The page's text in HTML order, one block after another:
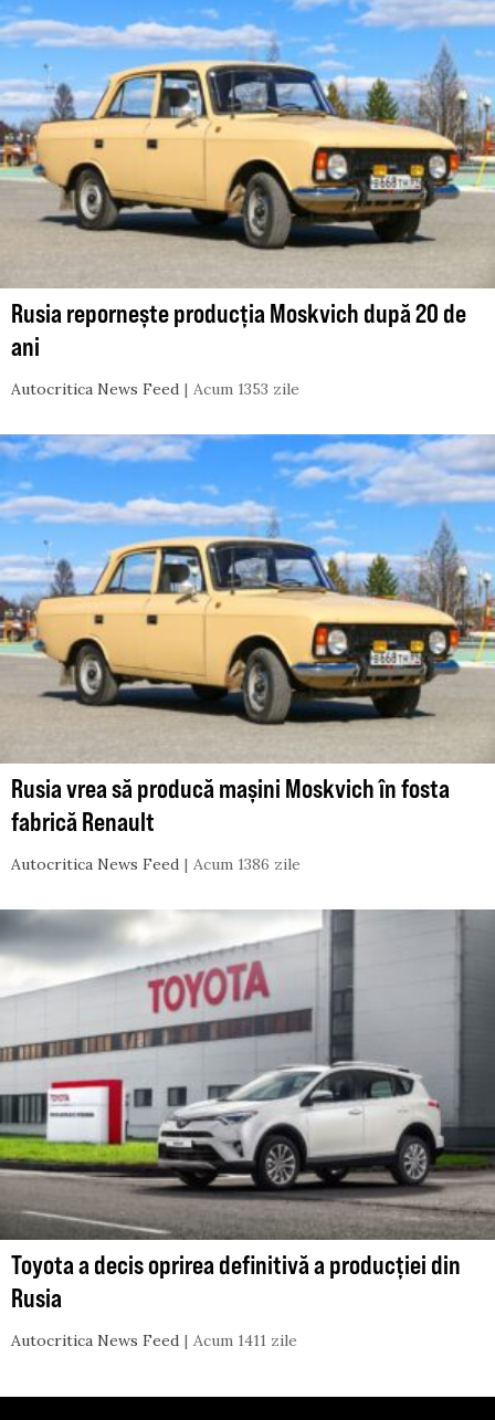
Rusia repornește producția Moskvich după 20 de
ani
Autocritica News Feed Acum 1353 zile
Rusia vrea să producă mașini Moskvich în fosta
fabrică Renault
Autocritica News Feed Acum 1386 zile
Toyota a decis oprirea definitivă a producției din
Rusia
Autocritica News Feed Acum 1411 zile